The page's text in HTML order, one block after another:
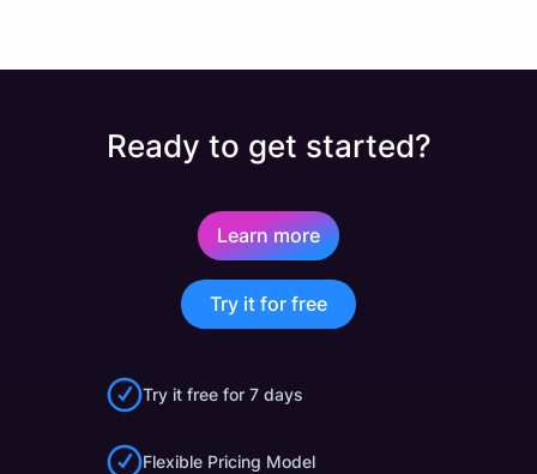
Ready to get started?
Learn more
Try it for free
Try it free for 7 days
Flexible Pricing Model